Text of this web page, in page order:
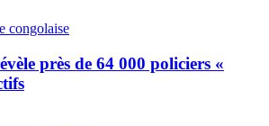
près de 64 000 policiers «